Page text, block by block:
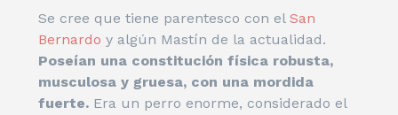
Se cree que tiene parentesco con el San
Bernardo y algún Mastín de la actualidad.
Poseían una constitución física robusta,
musculosa y gruesa, con una mordida
fuerte.Era un perro enorme, considerado el